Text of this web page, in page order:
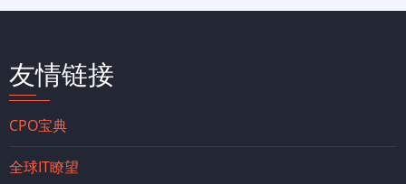
友情链接
CPO宝典
全球IT瞭望